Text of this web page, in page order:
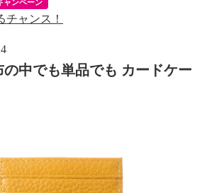
ャンペーン
チャンス！
の中でも単品でも カードケー